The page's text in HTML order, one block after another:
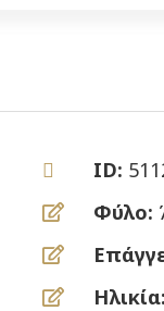
ID:
Φύλο:
Ηλικία: